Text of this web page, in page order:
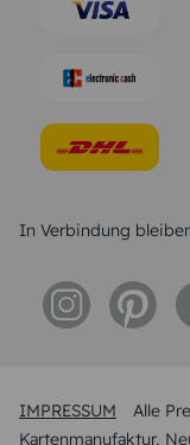
Konfirmation
IMPRESSUM
Alle
Kartenmanufaktur,
In Verbindung